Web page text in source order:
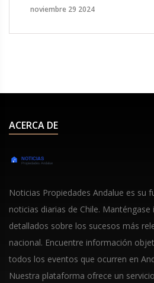
sus promociones, que van del
caer en falsas ofertas.
noviembre 29 2024
ACERCA DE
Noticias Propiedades Andalue es su
noticias diarias de Chile.
detallados sobre los sucesos más
nacional. Encuentre información
todos los eventos que ocurren en
Nuestra plataforma ofrece un